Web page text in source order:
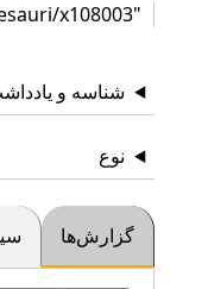
شناسه و یادداشت
گزارش‌ها سیستم